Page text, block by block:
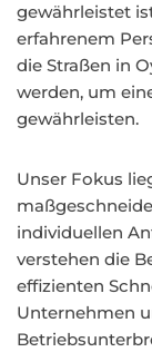
gewährleistet
erfahrenem
die Straßen in
werden, um
gewährleisten.
Unser Fokus
individuellen
verstehen die
effizienten
Unternehmen